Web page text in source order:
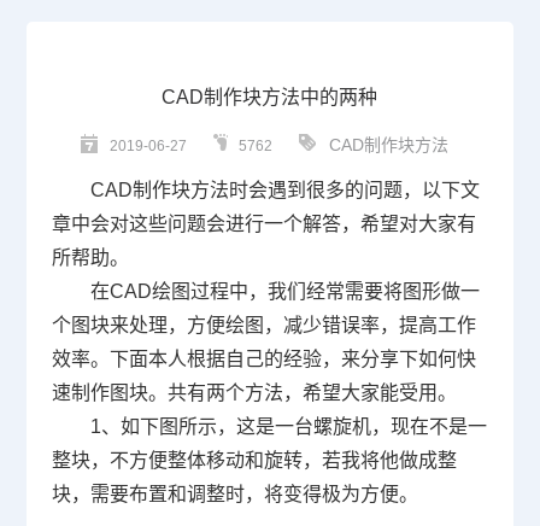
CAD制作块方法中的两种
2019-06-27 5762 CAD制作块方法
CAD制作块方法时会遇到很多的问题，以下文
章中会对这些问题会进行一个解答，希望对大家有
所帮助。
在CAD绘图过程中，我们经常需要将图形做一
个图块来处理，方便绘图，减少错误率，提高工作
效率。下面本人根据自己的经验，来分享下如何快
速制作图块。共有两个方法，希望大家能受用。
1、如下图所示，这是一台螺旋机，现在不是一
整块，不方便整体移动和旋转，若我将他做成整
块，需要布置和调整时，将变得极为方便。